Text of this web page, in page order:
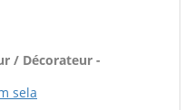
/ Décorateur -
sela